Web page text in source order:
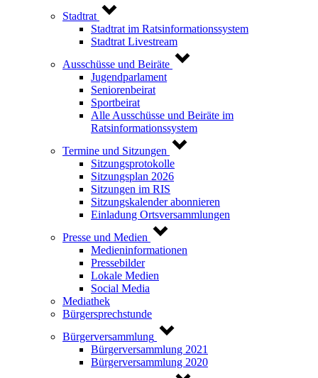
Stadtrat
Stadtrat im Ratsinformationssystem
Stadtrat Livestream
Ausschüsse und Beiräte
Jugendparlament
Seniorenbeirat
Sportbeirat
Alle Ausschüsse und Beiräte im
Ratsinformationssystem
Termine und Sitzungen
Sitzungsprotokolle
Sitzungsplan 2026
Sitzungen im RIS
Sitzungskalender abonnieren
Einladung Ortsversammlungen
Presse und Medien
Medieninformationen
Pressebilder
Lokale Medien
Social Media
Mediathek
Bürgersprechstunde
Bürgerversammlung
Bürgerversammlung 2021
Bürgerversammlung 2020